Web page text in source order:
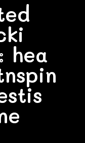
hea